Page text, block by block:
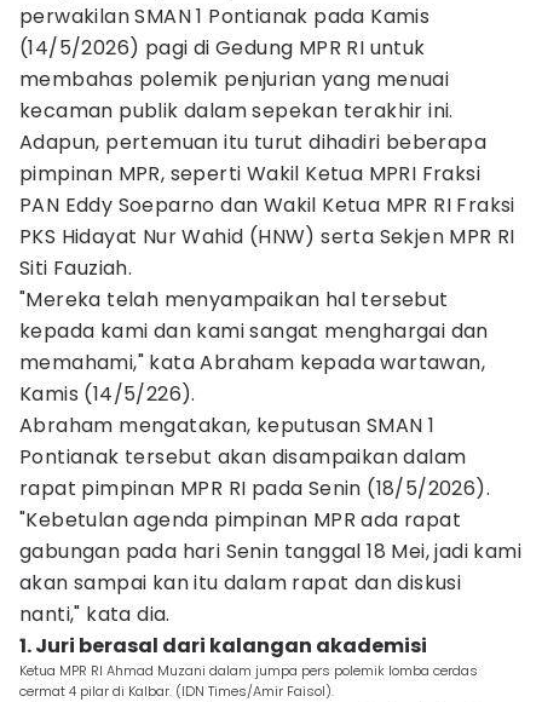
perwakilan SMAN 1 Pontianak pada Kamis
(14/5/2026) pagi di Gedung MPR RI untuk
membahas polemik penjurian yang menuai
kecaman publik dalam sepekan terakhir ini.
Adapun, pertemuan itu turut dihadiri beberapa
pimpinan MPR, seperti Wakil Ketua MPRI Fraksi
PAN Eddy Soeparno dan Wakil Ketua MPR RI Fraksi
PKS Hidayat Nur Wahid (HNW) serta Sekjen MPR RI
Siti Fauziah.
"Mereka telah menyampaikan hal tersebut
kepada kami dan kami sangat menghargai dan
memahami," kata Abraham kepada wartawan,
Kamis (14/5/226).
Abraham mengatakan, keputusan SMAN 1
Pontianak tersebut akan disampaikan dalam
rapat pimpinan MPR RI pada Senin (18/5/2026).
"Kebetulan agenda pimpinan MPR ada rapat
gabungan pada hari Senin tanggal 18 Mei, jadi kami
akan sampai kan itu dalam rapat dan diskusi
nanti," kata dia.
1. Juri berasal dari kalangan akademisi
Ketua MPR RI Ahmad Muzani dalam jumpa pers polemik lomba cerdas
cermat 4 pilar di Kalbar. (IDN Times/Amir Faisol).